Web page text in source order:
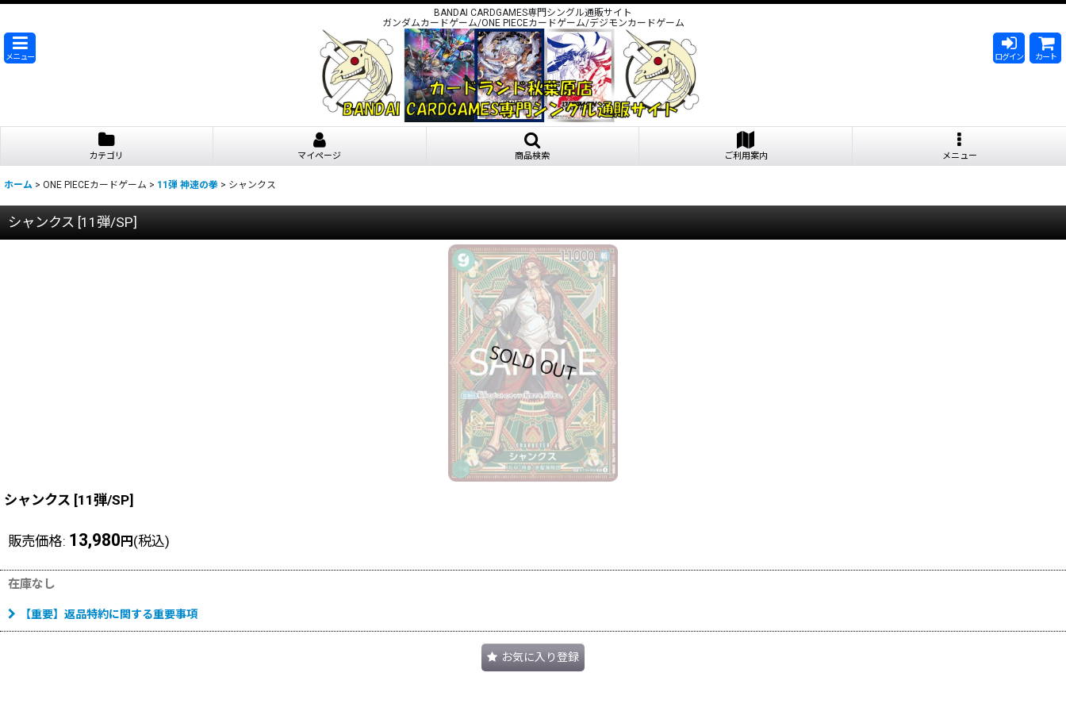
BANDAI CARDGAMES専門シングル通販サイト
ガンダムカードゲーム/ONE PIECEカードゲーム/デジモンカードゲーム
メニュー ログイン カート
カテゴリ マイページ 商品検索 ご利用案内 メニュー
ホーム > ONE PIECEカードゲーム > 11弾 神速の拳 > シャンクス
シャンクス [11弾/SP]
シャンクス [11弾/SP]
販売価格: 13,980 円 (税込)
在庫なし
【重要】返品特約に関する重要事項
お気に入り登録